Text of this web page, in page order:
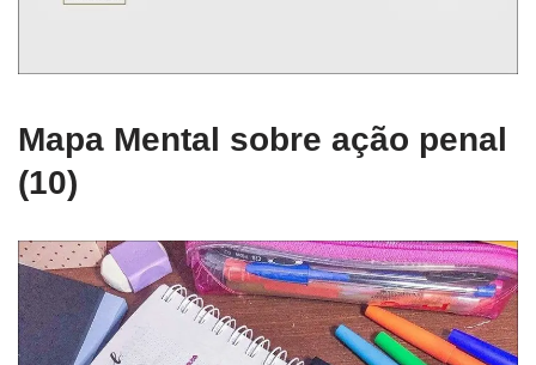
Mapa Mental sobre ação penal
(10)